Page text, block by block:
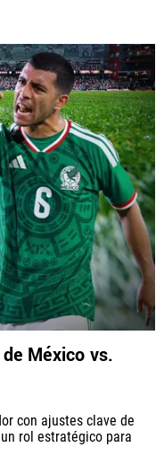
México vs.
con ajustes clave de
rol estratégico para